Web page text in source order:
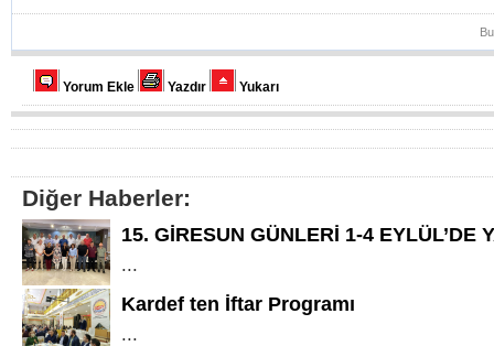
Yorum Ekle Yazdır Yukarı
Diğer Haberler:
15. GİRESUN GÜNLERİ 1-4 EYLÜL’DE
...
Kardef ten İftar Programı
...